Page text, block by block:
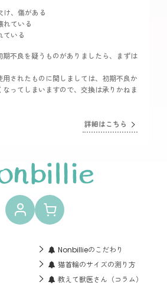
け、傷がある
れている
ている
期不良を疑うものがありましたら、まずは
されたものに関しましては、初期不良か
なってしまいますので、交換は承りかねま
詳細はこちら
Nonbillieのこだわり
猫首輪のサイズの測り方
教えて獣医さん（コラム）